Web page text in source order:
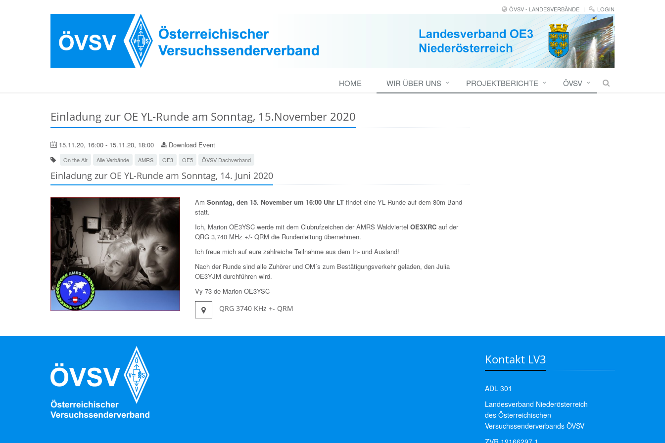
ÖVSV - LANDESVERBÄNDE LOGIN
HOME WIR ÜBER UNS PROJEKTBERICHTE ÖVSV
Einladung zur OE YL-Runde am Sonntag, 15.November 2020
15.11.20, 16:00 - 15.11.20, 18:00 Download Event
On the Air Alle Verbände AMRS OE3 OE5 ÖVSV Dachverband
Einladung zur OE YL-Runde am Sonntag, 14. Juni 2020
AmSonntag, den 15. November um 16:00 Uhr LT findet eine YL Runde auf dem 80m Band
statt.
Ich, Marion OE3YSC werde mit dem Clubrufzeichen der AMRS WaldviertelOE3XRC auf der
QRG 3,740 MHz +/- QRM die Rundenleitung übernehmen.
Ich freue mich auf eure zahlreiche Teilnahme aus dem In- und Ausland!
Nach der Runde sind alle Zuhörer und OM´s zum Bestätigungsverkehr geladen, den Julia
OE3YJM durchführen wird.
Vy 73 de Marion OE3YSC
QRG 3740 KHz +- QRM
Kontakt LV3
ADL 301
Landesverband Niederösterreich
des Österreichischen
Versuchssenderverbands ÖVSV